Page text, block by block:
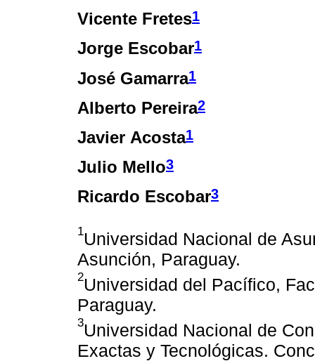
Vicente Fretes1
Jorge Escobar1
José Gamarra1
Alberto Pereira2
Javier Acosta1
Julio Mello3
Ricardo Escobar3
1Universidad Nacional de
Asunción, Paraguay.
2Universidad del Pacífico,
Paraguay.
3Universidad Nacional de
Exactas y Tecnológicas.